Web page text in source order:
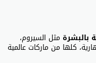
بالبشرة مثل السيروم،
كلها من ماركات عالمية